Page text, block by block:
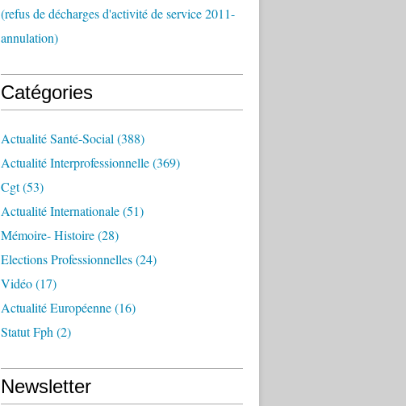
(refus de décharges d'activité de service 2011-
annulation)
Catégories
Actualité Santé-Social (388)
Actualité Interprofessionnelle(369)
Cgt(53)
Actualité Internationale(51)
Mémoire- Histoire(28)
Elections Professionnelles(24)
Vidéo(17)
Actualité Européenne(16)
Statut Fph (2)
Newsletter